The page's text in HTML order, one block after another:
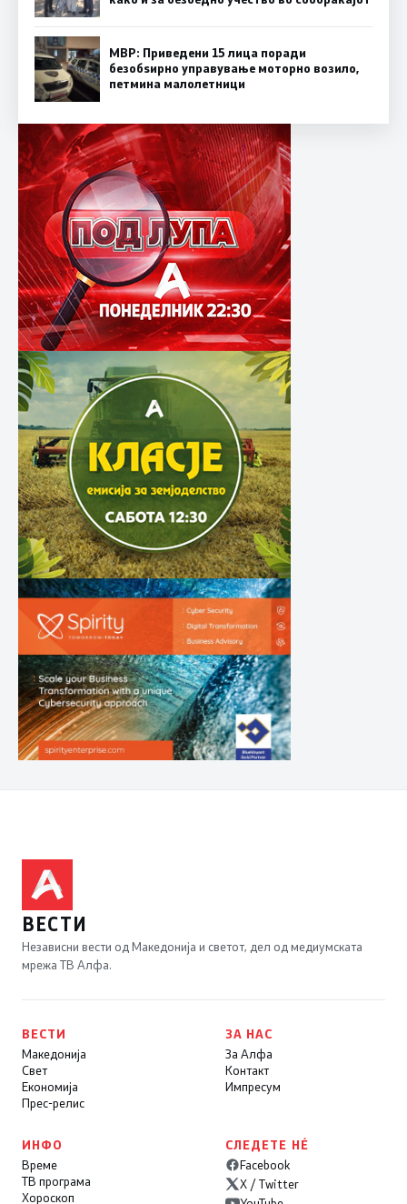
МВР: Приведени 15 лица поради
безобѕирно управување моторно возило,
петмина малолетници
ВЕСТИ
Независни вести од Македонија и светот, дел од медиумската
мрежа ТВ Алфа.
ВЕСТИ
Македонија
Свет
Економија
Прес-релис
ЗА НАС
За Алфа
Контакт
Импресум
ИНФО
Време
ТВ програма
Хороскоп
СЛЕДЕТЕ НÉ
Facebook
X / Twitter